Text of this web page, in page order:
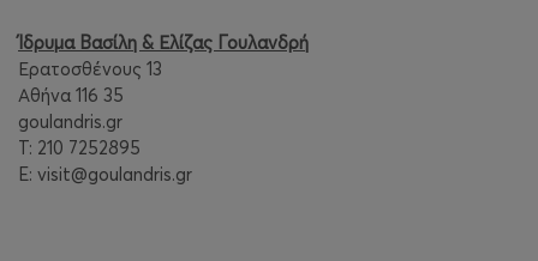
Ίδρυμα Βασίλη & Ελίζας Γουλανδρή
Ερατοσθένους 13
Αθήνα 116 35
goulandris.gr
T: 210 7252895
E: visit@goulandris.gr